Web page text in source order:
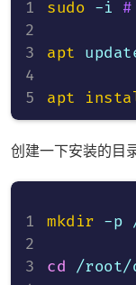
sudo -i
apt
apt
创建一下安装的目录
mkdir -p
cd /root/